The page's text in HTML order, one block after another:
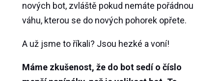
nových bot, zvláště pokud nemáte pořádnou
váhu, kterou se do nových pohorek opřete.
A už jsme to říkali? Jsou hezké a voní!
Máme zkušenost, že do bot sedí o číslo